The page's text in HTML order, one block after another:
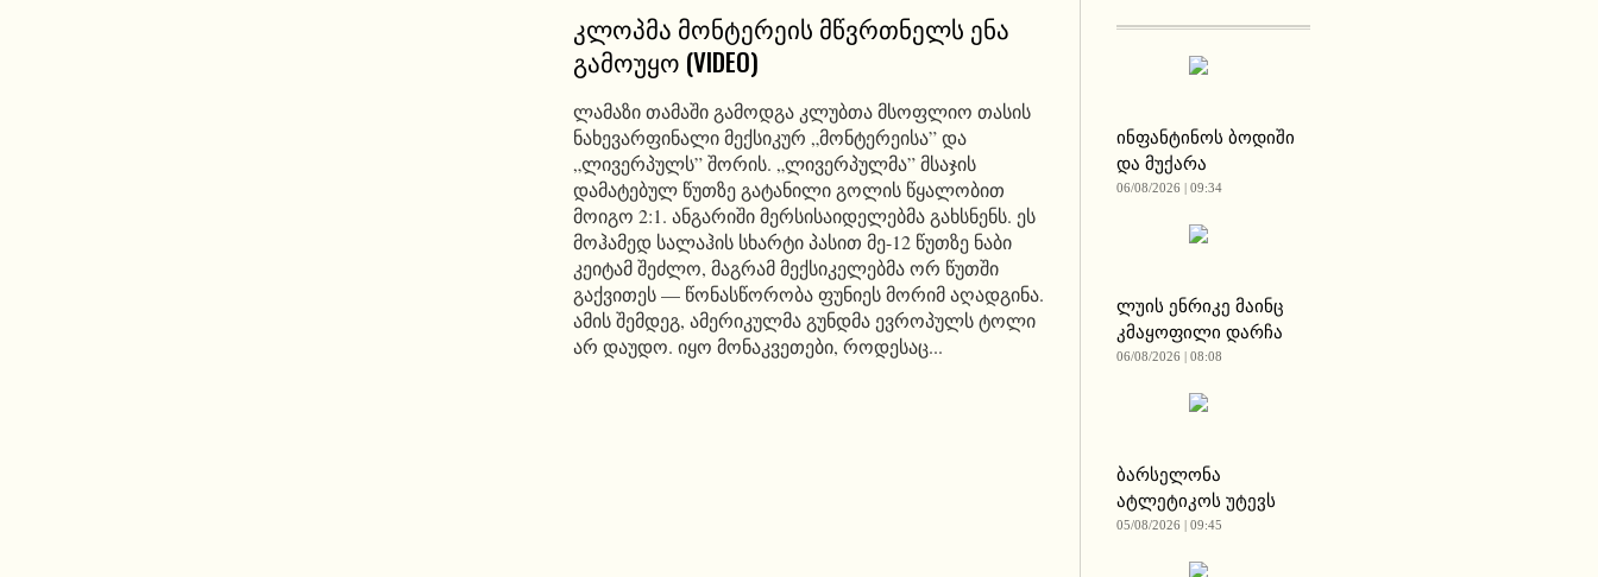
კლოპმა მონტერეის მწვრთნელს ენა
გამოუყო (VIDEO)
ლამაზი თამაში გამოდგა კლუბთა მსოფლიო თასის
ნახევარფინალი მექსიკურ „მონტერეისა” და
„ლივერპულს” შორის. „ლივერპულმა” მსაჯის
დამატებულ წუთზე გატანილი გოლის წყალობით
მოიგო 2:1. ანგარიში მერსისაიდელებმა გახსნენს. ეს
მოჰამედ სალაჰის სხარტი პასით მე-12 წუთზე ნაბი
კეიტამ შეძლო, მაგრამ მექსიკელებმა ორ წუთში
გაქვითეს — წონასწორობა ფუნიეს მორიმ აღადგინა.
ამის შემდეგ, ამერიკულმა გუნდმა ევროპულს ტოლი
არ დაუდო. იყო მონაკვეთები, როდესაც...
ინფანტინოს ბოდიში
და მუქარა
06/08/2026 | 09:34
ლუის ენრიკე მაინც
კმაყოფილი დარჩა
06/08/2026 | 08:08
ბარსელონა
ატლეტიკოს უტევს
05/08/2026 | 09:45